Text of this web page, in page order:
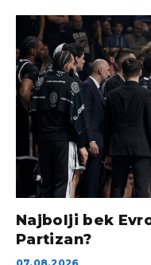
Najbolji bek
Partizan?